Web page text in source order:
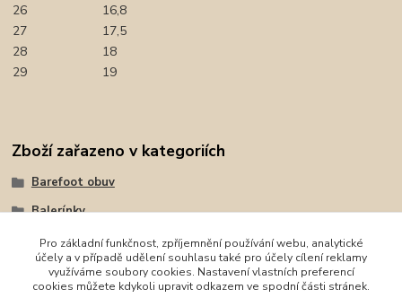
26
16,8
27
17,5
28
18
29
19
Zboží zařazeno v kategoriích
Barefoot obuv
Balerínky
Sandály
Protetika
Pro základní funkčnost, zpříjemnění používání webu, analytické
účely a v případě udělení souhlasu také pro účely cílení reklamy
využíváme soubory cookies. Nastavení vlastních preferencí
cookies můžete kdykoli upravit odkazem ve spodní části stránek.